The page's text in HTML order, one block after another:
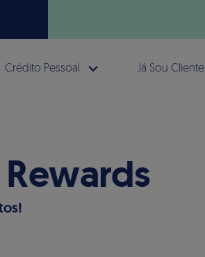
Crédito Pessoal Já Sou Cliente